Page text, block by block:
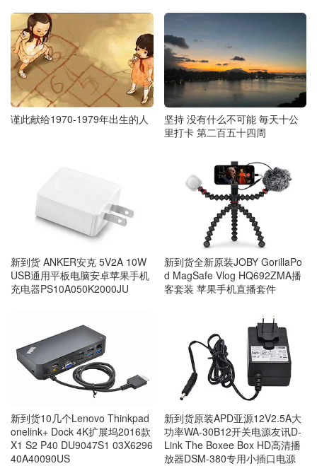
谨此献给1970-1979年出生的人
坚持 没有什么不可能 毎天十公
里打卡 第二百五十四周
新到货 ANKER安克 5V2A 10W
USB通用平板电脑安卓苹果手机
充电器PS10A050K2000JU
新到货全新原装JOBY GorillaPo
d MagSafe Vlog HQ692ZMA播
客套装 苹果手机直播套件
新到货10几个Lenovo Thinkpad
onelink+ Dock 4K扩展坞2016款
X1 S2 P40 DU9047S1 03X6296
40A40090US
新到货原装APD亚源12V2.5A大
功率WA-30B12开关电源友讯D-
Link The Boxee Box HD高清播
放器DSM-380专用小插口电源